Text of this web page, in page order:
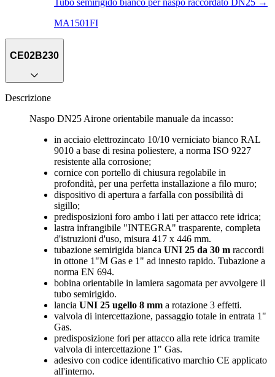
Tubo semirigido bianco per naspo raccordato DN25 →
MA1501FI
CE02B230
Descrizione
Naspo DN25 Airone orientabile manuale da incasso:
in acciaio elettrozincato 10/10 verniciato bianco RAL
9010 a base di resina poliestere, a norma ISO 9227
resistente alla corrosione;
cornice con portello di chiusura regolabile in
profondità, per una perfetta installazione a filo muro;
dispositivo di apertura a farfalla con possibilità di
sigillo;
predisposizioni foro ambo i lati per attacco rete idrica;
lastra infrangibile "INTEGRA" trasparente, completa
d'istruzioni d'uso, misura 417 x 446 mm.
tubazione semirigida bianca UNI 25 da 30 m raccordi
in ottone 1"M Gas e 1" ad innesto rapido. Tubazione a
norma EN 694.
bobina orientabile in lamiera sagomata per avvolgere il
tubo semirigido.
lancia UNI 25 ugello 8 mm a rotazione 3 effetti.
valvola di intercettazione, passaggio totale in entrata 1"
Gas.
predisposizione fori per attacco alla rete idrica tramite
valvola di intercettazione 1" Gas.
adesivo con codice identificativo marchio CE applicato
all'interno.